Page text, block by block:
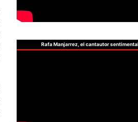
Rafa Manjarrez, el cantautor